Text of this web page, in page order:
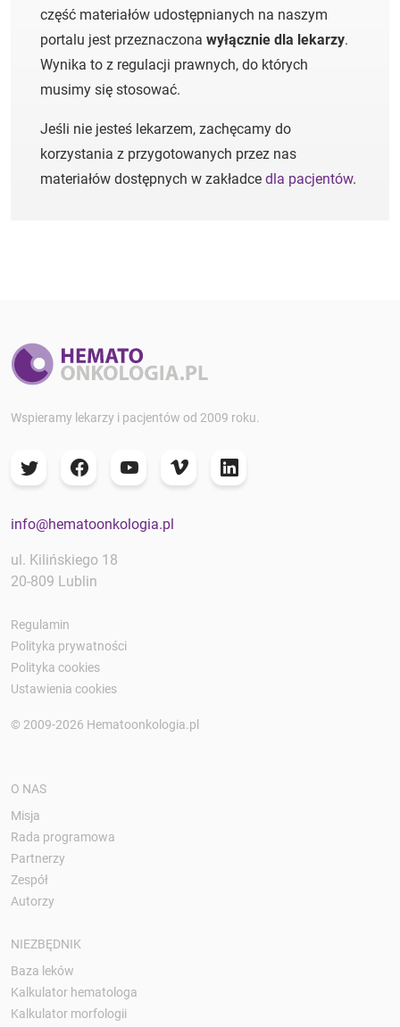
część materiałów udostępnianych na naszym
portalu jest przeznaczona wyłącznie dla lekarzy.
Wynika to z regulacji prawnych, do których
musimy się stosować.
Jeśli nie jesteś lekarzem, zachęcamy do
korzystania z przygotowanych przez nas
materiałów dostępnych w zakładce dla pacjentów.
Wspieramy lekarzy i pacjentów od 2009 roku.
info@hematoonkologia.pl
ul. Kilińskiego 18
20-809 Lublin
Regulamin
Polityka prywatności
Polityka cookies
Ustawienia cookies
© 2009-2026 Hematoonkologia.pl
O NAS
Misja
Rada programowa
Partnerzy
Zespół
Autorzy
NIEZBĘDNIK
Baza leków
Kalkulator hematologa
Kalkulator morfologii